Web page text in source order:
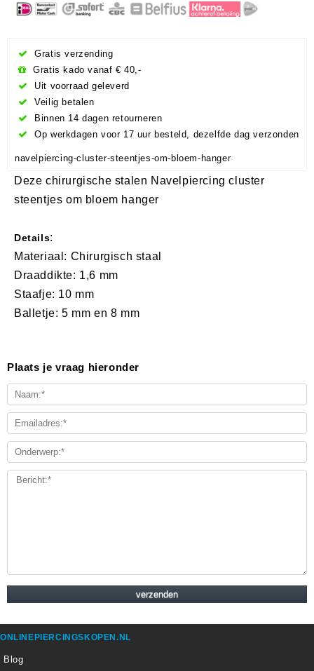
Gratis verzending
Gratis kado vanaf € 40,-
Uit voorraad geleverd
Veilig betalen
Binnen 14 dagen retourneren
Op werkdagen voor 17 uur besteld, dezelfde dag verzonden
navelpiercing-cluster-steentjes-om-bloem-hanger
Deze chirurgische stalen Navelpiercing cluster
steentjes om bloem hanger
Details:
Materiaal: Chirurgisch staal
Draaddikte: 1,6 mm
Staafje: 10 mm
Balletje: 5 mm en 8 mm
Plaats je vraag hieronder
ONLINEPIERCINGSKOPEN.NL
Blog